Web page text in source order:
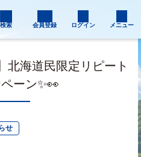
検索 会員登録 ログイン メニュー
北海道民限定リピート
ーン✨👀
せ